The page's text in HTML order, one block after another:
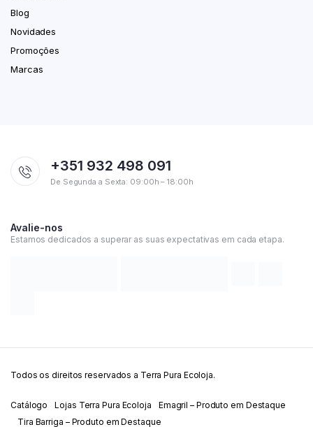
Blog
Novidades
Promoções
Marcas
+351 932 498 091
De Segunda a Sexta: 09:00h – 18:00h
Avalie-nos
Estamos dedicados a superar as suas expectativas em cada etapa.
Todos os direitos reservados a Terra Pura Ecoloja.
Catálogo Lojas Terra Pura Ecoloja
Emagril – Produto em Destaque
Tira Barriga – Produto em Destaque